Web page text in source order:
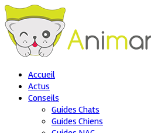
Accueil
Actus
Conseils
Guides Chats
Guides Chiens